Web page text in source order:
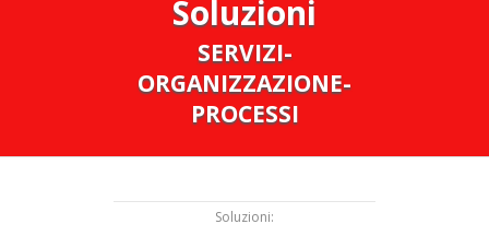
Soluzioni
SERVIZI-
ORGANIZZAZIONE-
PROCESSI
Soluzioni: